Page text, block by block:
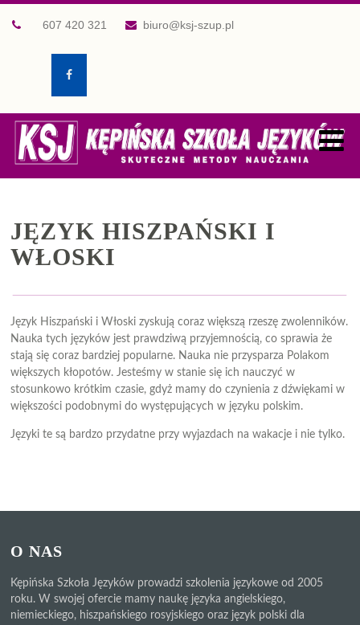
607 420 321 biuro@ksj-szup.pl
JĘZYK HISZPAŃSKI I
WŁOSKI
Język Hiszpański i Włoski zyskują coraz większą rzeszę zwolenników.
Nauka tych języków jest prawdziwą przyjemnością, co sprawia że
stają się coraz bardziej popularne. Nauka nie przysparza Polakom
większych kłopotów. Jesteśmy w stanie się ich nauczyć w
stosunkowo krótkim czasie, gdyż mamy do czynienia z dźwiękami w
większości podobnymi do występujących w języku polskim.
Języki te są bardzo przydatne przy wyjazdach na wakacje i nie tylko.
O NAS
Kępińska Szkoła Języków prowadzi szkolenia językowe od 2005
roku. W swojej ofercie mamy naukę języka angielskiego,
niemieckiego, hiszpańskiego rosyjskiego oraz język polski dla